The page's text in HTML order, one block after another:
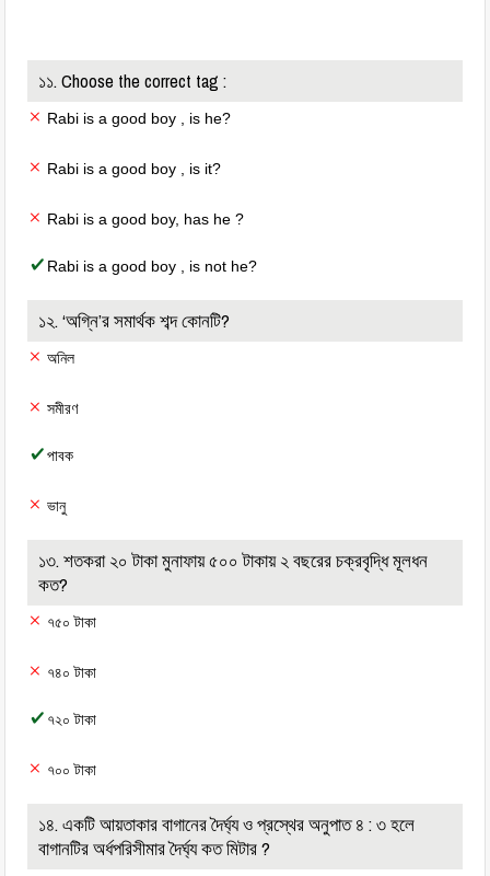
১১. Choose the correct tag :
Rabi is a good boy , is he?
Rabi is a good boy , is it?
Rabi is a good boy, has he ?
Rabi is a good boy , is not he?
১২. ‘অগ্নি’র সমার্থক শব্দ কোনটি?
অনিল
সমীরণ
পাবক
ভানু
১৩. শতকরা ২০ টাকা মুনাফায় ৫০০ টাকায় ২ বছরের চক্রবৃদ্ধি মূলধন
কত?
৭৫০ টাকা
৭৪০ টাকা
৭২০ টাকা
৭০০ টাকা
১৪. একটি আয়তাকার বাগানের দৈর্ঘ্য ও প্রস্থের অনুপাত ৪ : ৩ হলে
বাগানটির অর্ধপরিসীমার দৈর্ঘ্য কত মিটার ?